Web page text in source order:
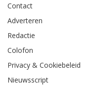
Contact
Adverteren
Redactie
Colofon
Privacy & Cookiebeleid
Nieuwsscript